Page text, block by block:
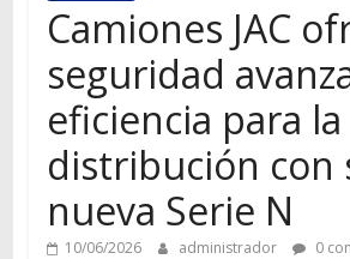
Camiones JAC
seguridad
eficiencia para la
distribución con
nueva Serie N
10/06/2026 administrador
0